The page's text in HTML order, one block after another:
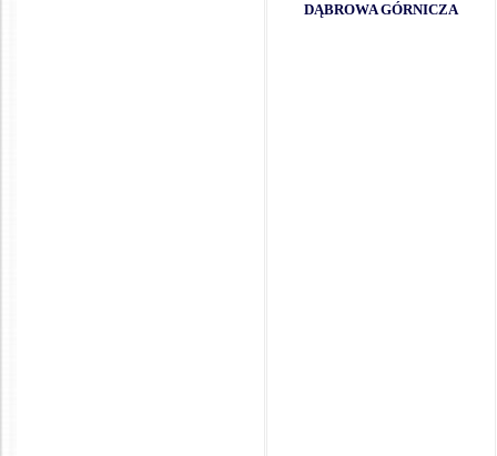
DĄBROWA GÓRNICZA